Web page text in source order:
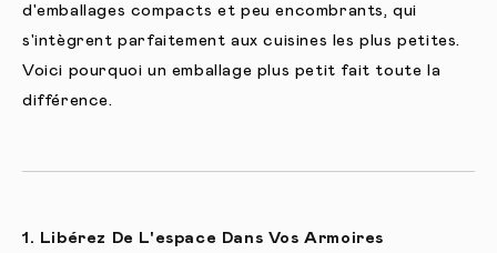
d'emballages compacts et peu encombrants, qui
s'intègrent parfaitement aux cuisines les plus petites.
Voici pourquoi un emballage plus petit fait toute la
différence.
1. Libérez De L'espace Dans Vos Armoires